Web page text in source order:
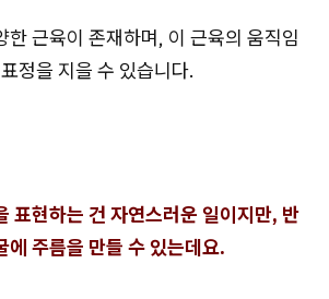
한 근육이 존재하며, 이 근육의 움직임
정을 지을 수 있습니다.
표현하는 건 자연스러운 일이지만, 반
에 주름을 만들 수 있는데요.